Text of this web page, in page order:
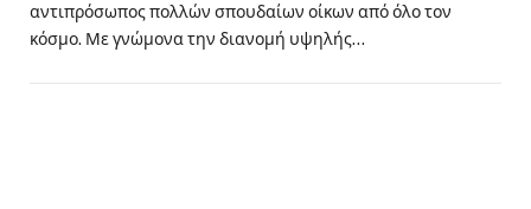
αντιπρόσωπος πολλών σπουδαίων οίκων από όλο τον
κόσμο. Με γνώμονα την διανομή υψηλής…